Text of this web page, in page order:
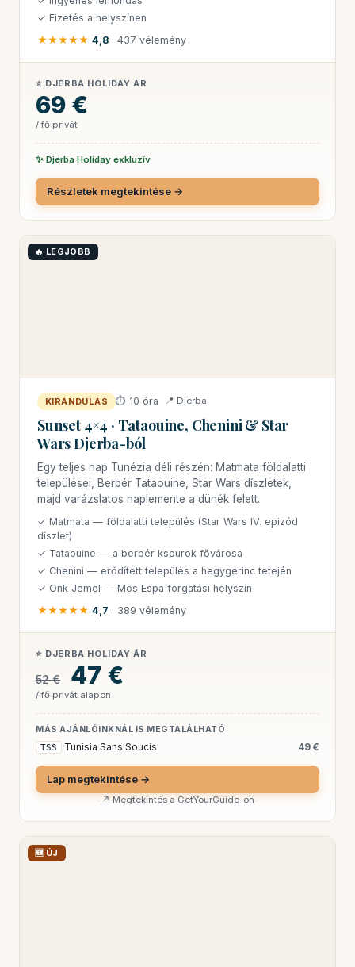
✓ Fizetés a helyszínen
★★★★★ 4,8 · 437 vélemény
⭐ DJERBA HOLIDAY ÁR
69 €
/ fő privát
✨ Djerba Holiday exkluzív
Részletek megtekintése →
🔥 LEGJOBB
KIRÁNDULÁS ⏱ 10 óra 📍 Djerba
Sunset 4×4 · Tataouine, Chenini & Star
Wars Djerba-ból
Egy teljes nap Tunézia déli részén: Matmata földalatti
települései, Berbér Tataouine, Star Wars díszletek,
majd varázslatos naplemente a dünék felett.
✓ Matmata — földalatti település (Star Wars IV. epizód
díszlet)
✓ Tataouine — a berbér ksourok fővárosa
✓ Chenini — erődített település a hegygerinc tetején
✓ Onk Jemel — Mos Espa forgatási helyszín
★★★★★ 4,7 · 389 vélemény
⭐ DJERBA HOLIDAY ÁR
52 € 47 €
/ fő privát alapon
MÁS AJÁNLÓINKNÁL IS MEGTALÁLHATÓ
TSS Tunisia Sans Soucis 49 €
Lap megtekintése →
↗ Megtekintés a GetYourGuide-on
🆕 ÚJ